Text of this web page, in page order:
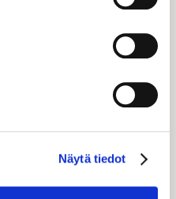
Näytä tiedot